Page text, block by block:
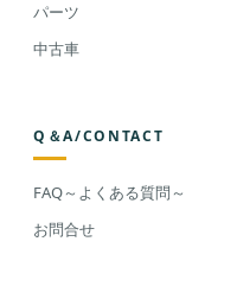
パーツ
中古車
Q＆A/CONTACT
FAQ～よくある質問～
お問合せ